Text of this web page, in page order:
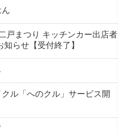
戸まつり キッチンカー出店者
知らせ【受付終了】
クル「へのクル」サービス開